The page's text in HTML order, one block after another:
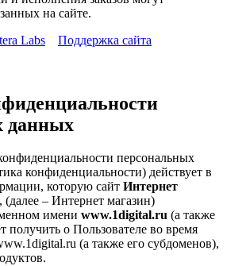
на сайте.
Labs Поддержка сайта
данных
персональных
конфиденциальности) действует в
которую сайт Интернет
, (далее – Интернет магазин)
имени www.1digital.ru (а также
получить о Пользователе во время
(а также его субдоменов),